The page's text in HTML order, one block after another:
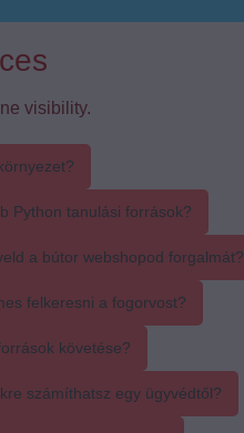
visibility.
Python tanulási források?
a bútor webshopod forgalmát?
felkeresni a fogorvost?
követése?
számíthatsz egy ügyvédtől?